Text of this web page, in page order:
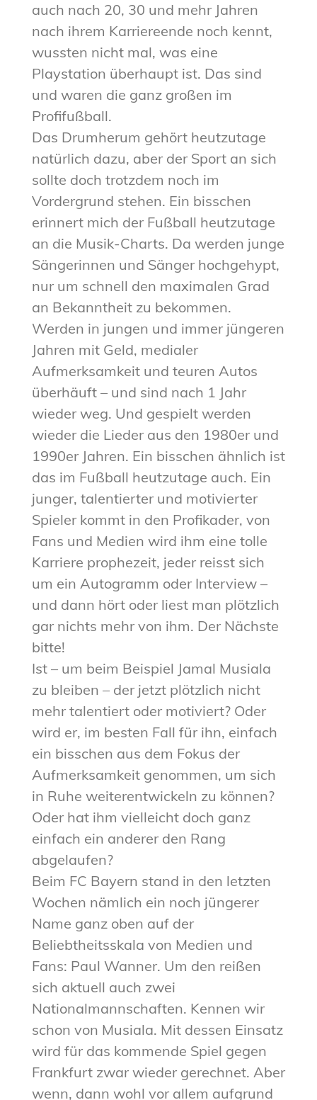
auch nach 20, 30 und mehr Jahren
nach ihrem Karriereende noch kennt,
wussten nicht mal, was eine
Playstation überhaupt ist. Das sind
und waren die ganz großen im
Profifußball.
Das Drumherum gehört heutzutage
natürlich dazu, aber der Sport an sich
sollte doch trotzdem noch im
Vordergrund stehen. Ein bisschen
erinnert mich der Fußball heutzutage
an die Musik-Charts. Da werden junge
Sängerinnen und Sänger hochgehypt,
nur um schnell den maximalen Grad
an Bekanntheit zu bekommen.
Werden in jungen und immer jüngeren
Jahren mit Geld, medialer
Aufmerksamkeit und teuren Autos
überhäuft – und sind nach 1 Jahr
wieder weg. Und gespielt werden
wieder die Lieder aus den 1980er und
1990er Jahren. Ein bisschen ähnlich ist
das im Fußball heutzutage auch. Ein
junger, talentierter und motivierter
Spieler kommt in den Profikader, von
Fans und Medien wird ihm eine tolle
Karriere prophezeit, jeder reisst sich
um ein Autogramm oder Interview –
und dann hört oder liest man plötzlich
gar nichts mehr von ihm. Der Nächste
bitte!
Ist – um beim Beispiel Jamal Musiala
zu bleiben – der jetzt plötzlich nicht
mehr talentiert oder motiviert? Oder
wird er, im besten Fall für ihn, einfach
ein bisschen aus dem Fokus der
Aufmerksamkeit genommen, um sich
in Ruhe weiterentwickeln zu können?
Oder hat ihm vielleicht doch ganz
einfach ein anderer den Rang
abgelaufen?
Beim FC Bayern stand in den letzten
Wochen nämlich ein noch jüngerer
Name ganz oben auf der
Beliebtheitsskala von Medien und
Fans: Paul Wanner. Um den reißen
sich aktuell auch zwei
Nationalmannschaften. Kennen wir
schon von Musiala. Mit dessen Einsatz
wird für das kommende Spiel gegen
Frankfurt zwar wieder gerechnet. Aber
wenn, dann wohl vor allem aufgrund